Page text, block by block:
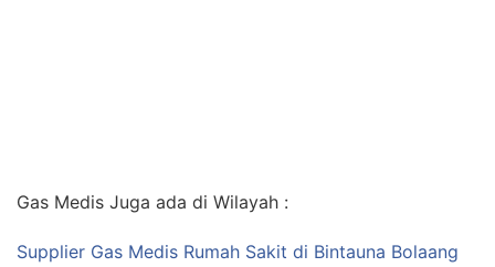
Gas Medis Juga ada di Wilayah :
Supplier Gas Medis Rumah Sakit di Bintauna Bolaang